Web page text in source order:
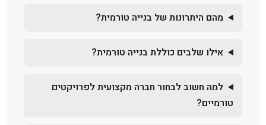
מהם היתרונות של בנייה טורמית?
אילו שלבים כוללת בנייה טורמית?
למה חשוב לבחור חברה מקצועית לפרויקטים
טורמיים?